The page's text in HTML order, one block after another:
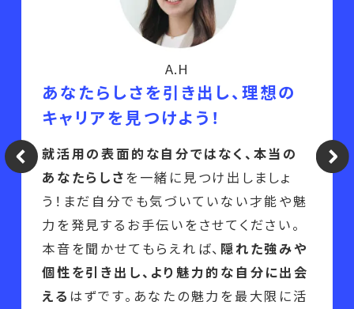
A.H
あなたらしさを引き出し、理想の
キャリアを見つけよう！
就活用の表面的な自分ではなく、本当の
あなたらしさを一緒に見つけ出しましょ
う！まだ自分でも気づいていない才能や魅
力を発見するお手伝いをさせてください。
本音を聞かせてもらえれば、 隠れた強みや
個性を引き出し、より魅力的な自分に出会
える はずです。あなたの魅力を最大限に活